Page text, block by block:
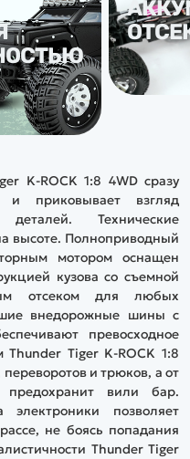
K-ROCK 1:8 4WD сразу
и приковывает взгляд
деталей. Технические
высоте. Полноприводный
мотором оснащен
кузова со съемной
отсеком для любых
внедорожные шины с
превосходное
Tiger K-ROCK 1:8
и трюков, а от
предохранит вили бар.
электроники позволяет
не боясь попадания
Thunder Tiger